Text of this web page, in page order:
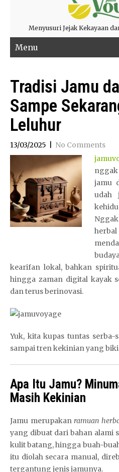
Menyusuri Jejak Kekayaan
Menu
Tradisi Jamu
Sampe
Leluhur
13/03/2025
No Comments
jamu
udah
kearifan lokal, bahkan
hingga zaman digital kayak
dan terus berinovasi.
Yuk, kita kupas tuntas
sampai tren kekinian yang
Apa Itu Jamu?
Masih Kekinian
Jamu merupakan ramuan
yang dibuat dari bahan alami
kulit batang, hingga buah-
itu diolah secara manual,
tergantung jenis jamunya.